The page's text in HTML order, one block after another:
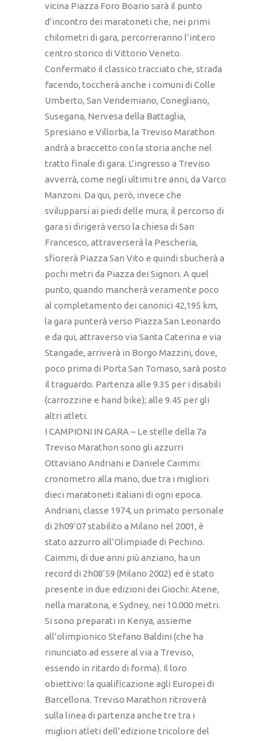
vicina Piazza Foro Boario sarà il punto
d’incontro dei maratoneti che, nei primi
chilometri di gara, percorreranno l’intero
centro storico di Vittorio Veneto.
Confermato il classico tracciato che, strada
facendo, toccherà anche i comuni di Colle
Umberto, San Vendemiano, Conegliano,
Susegana, Nervesa della Battaglia,
Spresiano e Villorba, la Treviso Marathon
andrà a braccetto con la storia anche nel
tratto finale di gara. L’ingresso a Treviso
avverrà, come negli ultimi tre anni, da Varco
Manzoni. Da qui, però, invece che
svilupparsi ai piedi delle mura, il percorso di
gara si dirigerà verso la chiesa di San
Francesco, attraverserà la Pescheria,
sfiorerà Piazza San Vito e quindi sbucherà a
pochi metri da Piazza dei Signori. A quel
punto, quando mancherà veramente poco
al completamento dei canonici 42,195 km,
la gara punterà verso Piazza San Leonardo
e da qui, attraverso via Santa Caterina e via
Stangade, arriverà in Borgo Mazzini, dove,
poco prima di Porta San Tomaso, sarà posto
il traguardo. Partenza alle 9.35 per i disabili
(carrozzine e hand bike); alle 9.45 per gli
altri atleti.
I CAMPIONI IN GARA – Le stelle della 7a
Treviso Marathon sono gli azzurri
Ottaviano Andriani e Daniele Caimmi:
cronometro alla mano, due tra i migliori
dieci maratoneti italiani di ogni epoca.
Andriani, classe 1974, un primato personale
di 2h09’07 stabilito a Milano nel 2001, è
stato azzurro all’Olimpiade di Pechino.
Caimmi, di due anni più anziano, ha un
record di 2h08’59 (Milano 2002) ed è stato
presente in due edizioni dei Giochi: Atene,
nella maratona, e Sydney, nei 10.000 metri.
Si sono preparati in Kenya, assieme
all’olimpionico Stefano Baldini (che ha
rinunciato ad essere al via a Treviso,
essendo in ritardo di forma). Il loro
obiettivo: la qualificazione agli Europei di
Barcellona. Treviso Marathon ritroverà
sulla linea di partenza anche tre tra i
migliori atleti dell’edizione tricolore del